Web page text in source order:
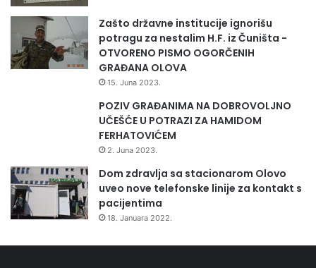
Zašto državne institucije ignorišu
potragu za nestalim H.F. iz Čuništa -
OTVORENO PISMO OGORČENIH
GRAĐANA OLOVA
15. Juna 2023.
POZIV GRAĐANIMA NA DOBROVOLJNO
UČEŠĆE U POTRAZI ZA HAMIDOM
FERHATOVIĆEM
2. Juna 2023.
Dom zdravlja sa stacionarom Olovo
uveo nove telefonske linije za kontakt s
pacijentima
18. Januara 2022.